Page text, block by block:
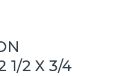
1/2 X 3/4